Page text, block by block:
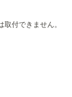
付できません。